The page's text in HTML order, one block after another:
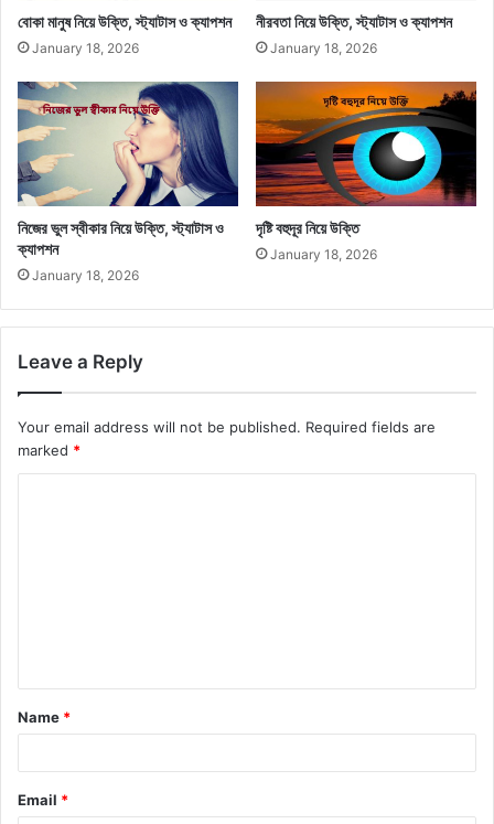
বোকা মানুষ নিয়ে উক্তি, স্ট্যাটাস ও ক্যাপশন
January 18, 2026
নীরবতা নিয়ে উক্তি, স্ট্যাটাস ও ক্যাপশন
January 18, 2026
নিজের ভুল স্বীকার নিয়ে উক্তি, স্ট্যাটাস ও
ক্যাপশন
January 18, 2026
দৃষ্টি বহুদূর নিয়ে উক্তি
January 18, 2026
Leave a Reply
Your email address will not be published. Required fields are
marked *
t
*
Name *
Email *